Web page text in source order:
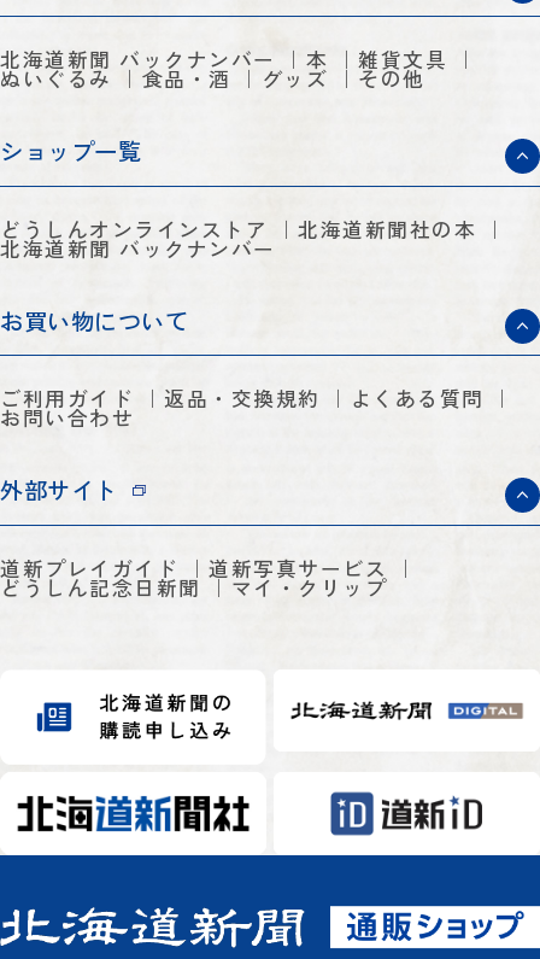
北海道新聞 バックナンバー 本 雑貨文具
ぬいぐるみ 食品・酒 グッズ その他
ショップ一覧
どうしんオンラインストア 北海道新聞社の本
北海道新聞 バックナンバー
お買い物について
ご利用ガイド 返品・交換規約 よくある質問
お問い合わせ
外部サイト
道新プレイガイド 道新写真サービス
どうしん記念日新聞 マイ・クリップ